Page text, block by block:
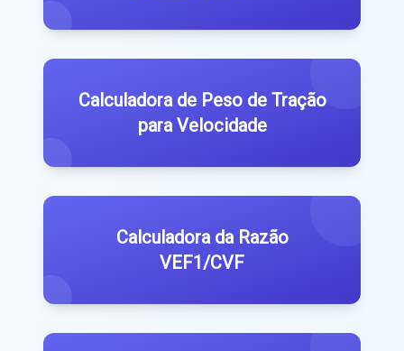
Calculadora de Peso de Tração
para Velocidade
Calculadora da Razão
VEF1/CVF